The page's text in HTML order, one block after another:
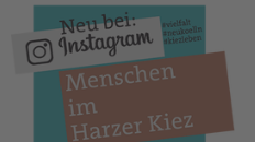
HILFEN ZUR ERZIEHUNG
EINGLIEDERUNGSHILFE
BETREUTES WOHNEN
Suchen